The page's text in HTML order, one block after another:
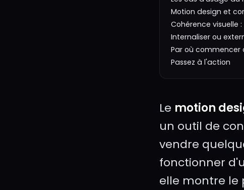
Motion design et
Cohérence visuelle
Internaliser ou
Par où commencer
Passez à l'action
Le motion
un outil de
vendre
fonctionner
elle montre le